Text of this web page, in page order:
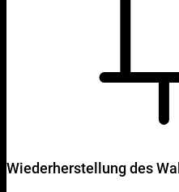
Wiederherstellung des